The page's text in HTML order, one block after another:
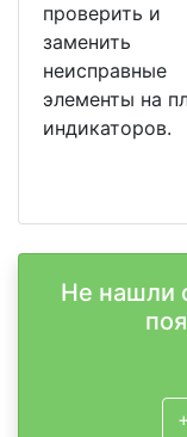
проверить и
заменить
неисправные
элементы на
индикаторов.
Не нашли